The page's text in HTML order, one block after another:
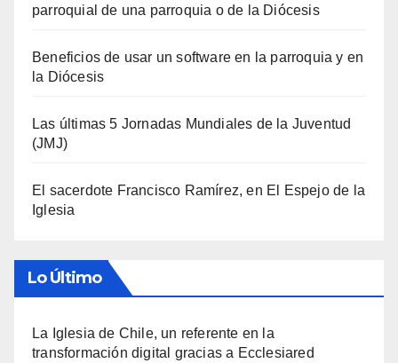
parroquial de una parroquia o de la Diócesis
Beneficios de usar un software en la parroquia y en
la Diócesis
Las últimas 5 Jornadas Mundiales de la Juventud
(JMJ)
El sacerdote Francisco Ramírez, en El Espejo de la
Iglesia
Lo Último
La Iglesia de Chile, un referente en la
transformación digital gracias a Ecclesiared